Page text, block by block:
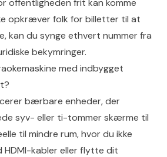
opkræver folk for billetter til at
kan du synge ethvert nummer fra
bekymringer.
med indbygget
bærbare enheder, der
syv- eller ti-tommer skærme til
til mindre rum, hvor du ikke
HDMI-kabler eller flytte dit